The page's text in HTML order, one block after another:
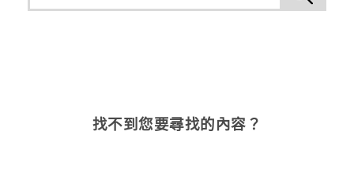
找不到您要尋找的內容？